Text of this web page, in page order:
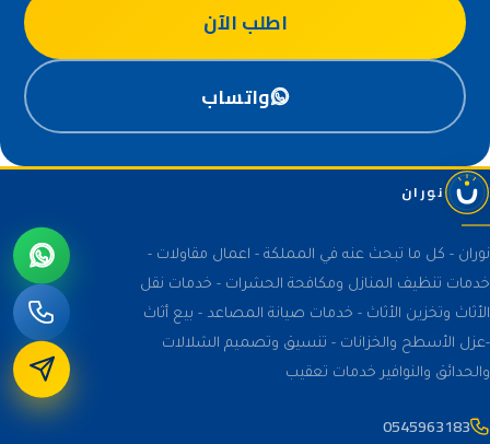
اطلب الآن
واتساب
نوران
نوران - كل ما تبحث عنه في المملكة - اعمال مقاولات -
خدمات تنظيف المنازل ومكافحة الحشرات - خدمات نقل
الأثاث وتخزين الأثاث - خدمات صيانة المصاعد - بيع أثاث
-عزل الأسطح والخزانات - تنسيق وتصميم الشلالات
والحدائق والنوافير خدمات تعقيب
0545963183